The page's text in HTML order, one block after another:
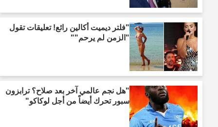
"فلتر ديميت أكالين رائع! تعليقات تقول
"الزمن لم يرحم""
"هل نجم عالمي آخر بعد صلاح؟ ترابزون
سبور تحرك أيضاً من أجل لوكاكو"